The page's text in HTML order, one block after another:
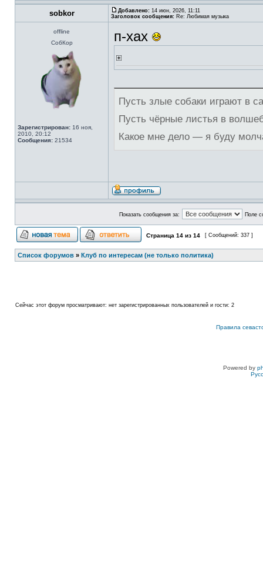
sobkor Добавлено: 14 июн, 2026, 11:11
Заголовок сообщения: Re: Любимая музыка
offline
СобКор
Зарегистрирован: 16 ноя,
2010, 20:12
Сообщения: 21534
п-хах
Пусть злые собаки играют в
Пусть чёрные листья в
Какое мне дело — я буду
Показать сообщения за: Поле
Страница 14 из 14 [ Сообщений: 337 ]
Список форумов » Клуб по интересам (не только политика)
Сейчас этот форум просматривают: нет зарегистрированных пользователей и гости: 2
Правила
Powered by